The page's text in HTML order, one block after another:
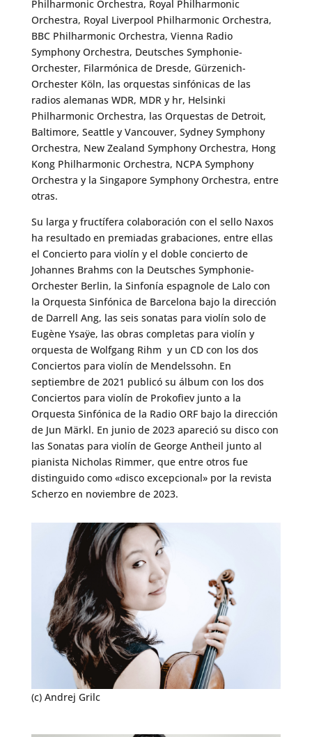
Philharmonic Orchestra, Royal Philharmonic
Orchestra, Royal Liverpool Philharmonic Orchestra,
BBC Philharmonic Orchestra, Vienna Radio
Symphony Orchestra, Deutsches Symphonie-
Orchester, Filarmónica de Dresde, Gürzenich-
Orchester Köln, las orquestas sinfónicas de las
radios alemanas WDR, MDR y hr, Helsinki
Philharmonic Orchestra, las Orquestas de Detroit,
Baltimore, Seattle y Vancouver, Sydney Symphony
Orchestra, New Zealand Symphony Orchestra, Hong
Kong Philharmonic Orchestra, NCPA Symphony
Orchestra y la Singapore Symphony Orchestra, entre
otras.
Su larga y fructífera colaboración con el sello Naxos
ha resultado en premiadas grabaciones, entre ellas
el Concierto para violín y el doble concierto de
Johannes Brahms con la Deutsches Symphonie-
Orchester Berlin, la Sinfonía espagnole de Lalo con
la Orquesta Sinfónica de Barcelona bajo la dirección
de Darrell Ang, las seis sonatas para violín solo de
Eugène Ysaÿe, las obras completas para violín y
orquesta de Wolfgang Rihm y un CD con los dos
Conciertos para violín de Mendelssohn. En
septiembre de 2021 publicó su álbum con los dos
Conciertos para violín de Prokofiev junto a la
Orquesta Sinfónica de la Radio ORF bajo la dirección
de Jun Märkl. En junio de 2023 apareció su disco con
las Sonatas para violín de George Antheil junto al
pianista Nicholas Rimmer, que entre otros fue
distinguido como «disco excepcional» por la revista
Scherzo en noviembre de 2023.
(c) Andrej Grilc